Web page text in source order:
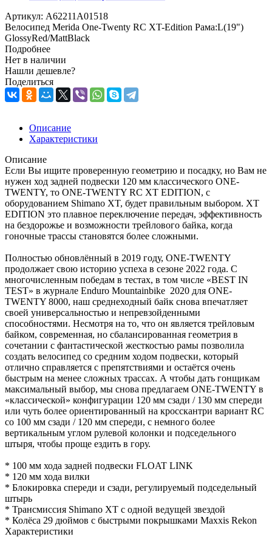
Артикул: A62211A01518
Велосипед Merida One-Twenty RC XT-Edition Рама:L(19")
GlossyRed/MattBlack
Подробнее
Нет в наличии
Нашли дешевле?
Поделиться
Описание
Характеристики
Описание
Если Вы ищите проверенную геометрию и посадку, но Вам не
нужен ход задней подвески 120 мм классического ONE-
TWENTY, то ONE-TWENTY RC XT EDITION, с
оборудованием Shimano XT, будет правильным выбором. XT
EDITION это плавное переключение передач, эффективность
на бездорожье и возможности трейлового байка, когда
гоночные трассы становятся более сложными.
Полностью обновлённый в 2019 году, ONE-TWENTY
продолжает свою историю успеха в сезоне 2022 года. С
многочисленным победам в тестах, в том числе «BEST IN
TEST» в журнале Enduro Mountainbike 2020 для ONE-
TWENTY 8000, наш среднеходный байк снова впечатляет
своей универсальностью и непревзойденными
способностями. Несмотря на то, что он является трейловым
байком, современная, но сбалансированная геометрия в
сочетании с фантастической жесткостью рамы позволила
создать велосипед со средним ходом подвески, который
отлично справляется с препятствиями и остаётся очень
быстрым на менее сложных трассах. А чтобы дать гонщикам
максимальный выбор, мы снова предлагаем ONE-TWENTY в
«классической» конфигурации 120 мм сзади / 130 мм спереди
или чуть более ориентированный на кросскантри вариант RC
со 100 мм сзади / 120 мм спереди, с немного более
вертикальным углом рулевой колонки и подседельного
штыря, чтобы проще ездить в гору.
* 100 мм хода задней подвески FLOAT LINK
* 120 мм хода вилки
* Блокировка спереди и сзади, регулируемый подседельный
штырь
* Трансмиссия Shimano XT с одной ведущей звездой
* Колёса 29 дюймов с быстрыми покрышками Maxxis Rekon
Характеристики